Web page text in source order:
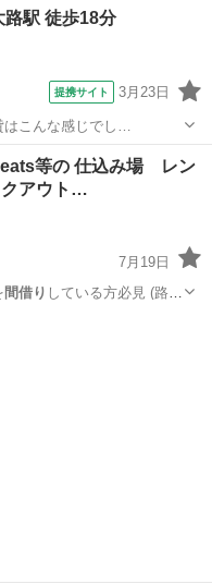
て 物件
駅 徒歩18分
提携サイト 3月23日
こんな感じでし…
eats等の 仕込み場 レン
アウト…
7月19日
間借り している方必見 (路面